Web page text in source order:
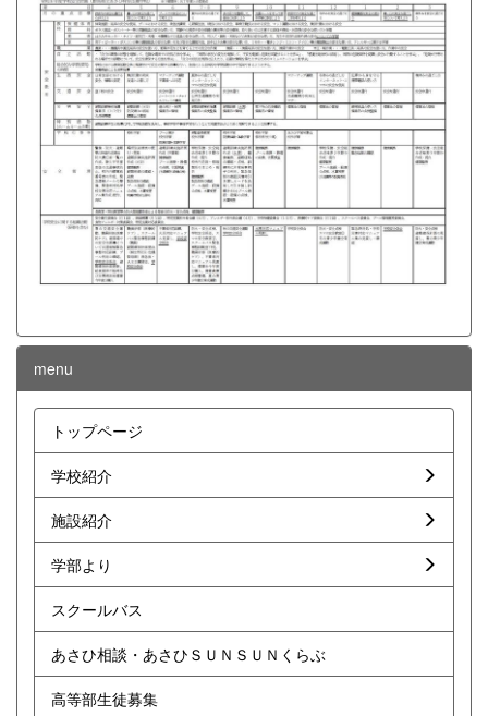
menu
トップページ
学校紹介
施設紹介
学部より
スクールバス
あさひ相談・あさひＳＵＮＳＵＮくらぶ
高等部生徒募集